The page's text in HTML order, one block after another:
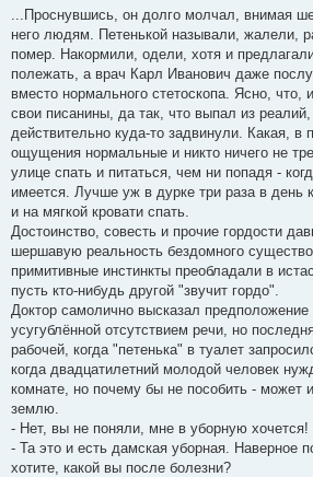
...Проснувшись, он долго молчал, внимая
него людям. Петенькой называли, жалели,
помер. Накормили, одели, хотя и
полежать, а врач Карл Иванович даже
вместо нормального стетоскопа. Ясно, что,
свои писанины, да так, что выпал из
действительно куда-то задвинули. Какая, в
ощущения нормальные и никто ничего не
улице спать и питаться, чем ни попадя -
имеется. Лучше уж в дурке три раза в день
и на мягкой кровати спать.
Достоинство, совесть и прочие гордости
шершавую реальность бездомного
примитивные инстинкты преобладали в
пусть кто-нибудь другой "звучит гордо".
Доктор самолично высказал предположение
усугублённой отсутствием речи, но
рабочей, когда "петенька" в туалет
когда двадцатилетний молодой человек
комнате, но почему бы не пособить - может
землю.
- Нет, вы не поняли, мне в уборную хочется!
- Та это и есть дамская уборная. Наверное
хотите, какой вы после болезни?